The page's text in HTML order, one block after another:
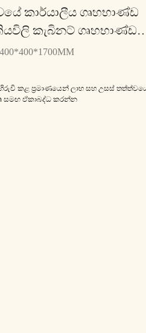
කාර්යාලීය ගෘහභාණ්ඩ
කැබිනට් ගෘහභාණ්ඩ
LT524W